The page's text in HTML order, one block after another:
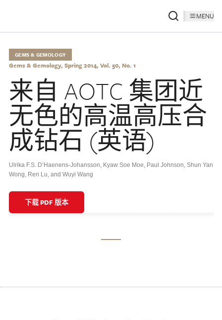
MENU
GEMS & GEMOLOGY
Gems & Gemology, Spring 2014, Vol. 50, No. 1
来自 AOTC 集团近
无色的高温高压合
成钻石 (英语)
Ulrika F.S. D’Haenens-Johansson, Kyaw Soe Moe, Paul Johnson, Shun Yan
Wong, Ren Lu, and Wuyi Wang
下载 PDF 版本